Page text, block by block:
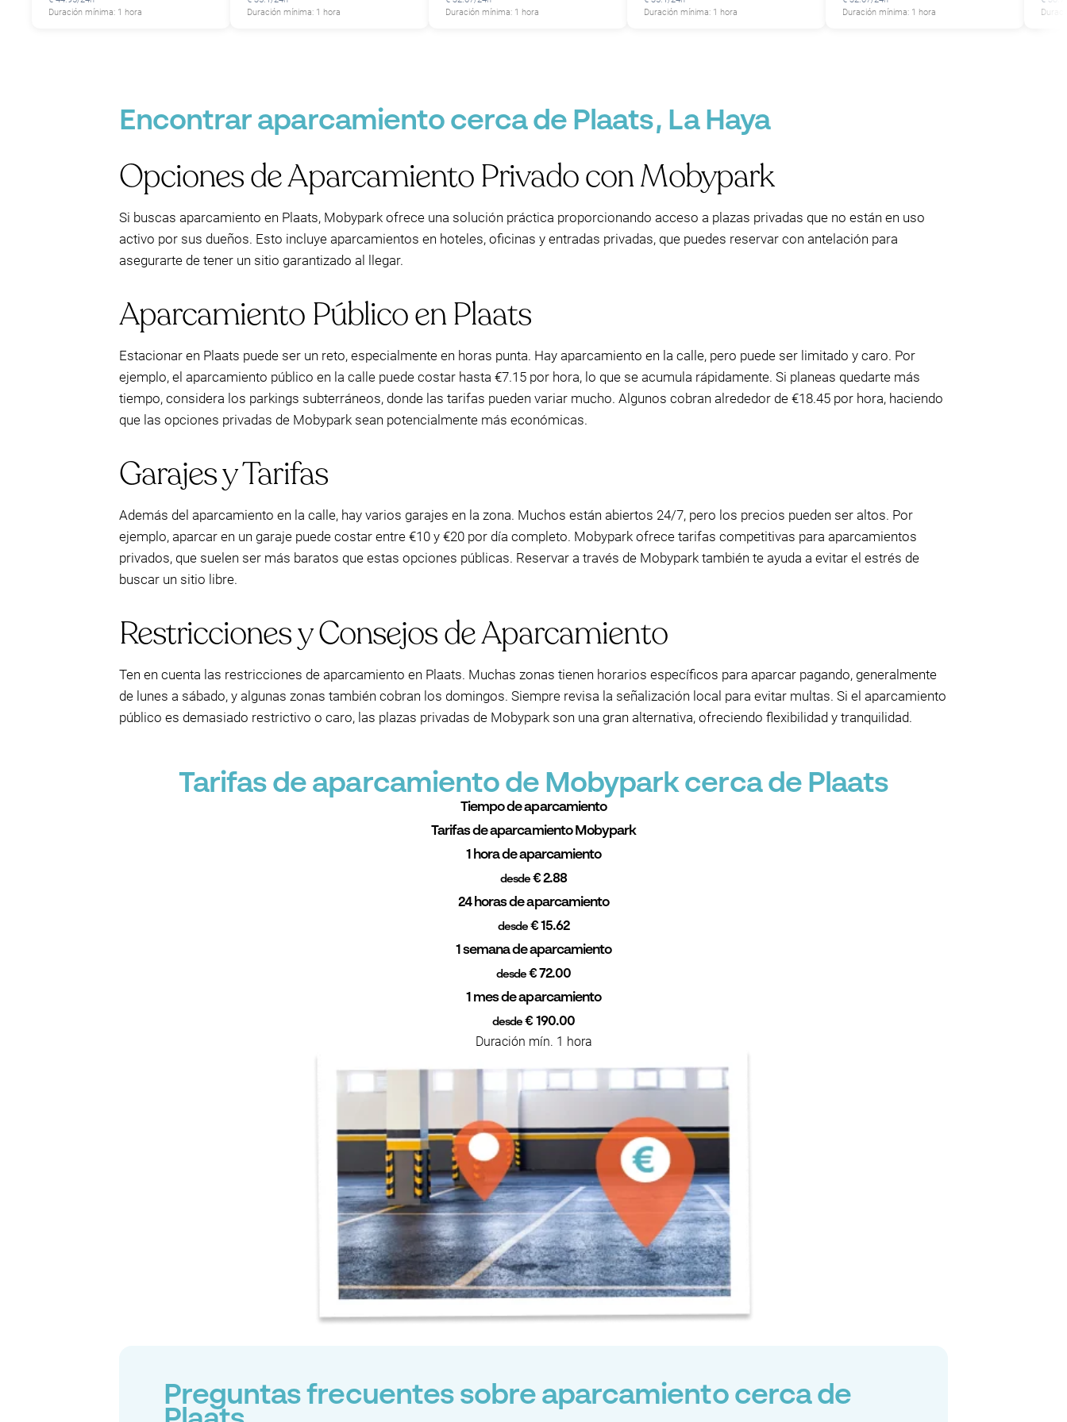
P
Duración mínima: 1 hora
Duración mínima: 1 hora
Duración mínima: 1 hora
Duración mínima: 1 hora
Duración mínima: 1 hora
Encontrar aparcamiento cerca de Plaats, La Haya
Opciones de Aparcamiento Privado con Mobypark
Si buscas aparcamiento en Plaats, Mobypark ofrece una solución práctica proporcionando acceso a plazas privadas que no están en uso
activo por sus dueños. Esto incluye aparcamientos en hoteles, oficinas y entradas privadas, que puedes reservar con antelación para
asegurarte de tener un sitio garantizado al llegar.
Aparcamiento Público en Plaats
Estacionar en Plaats puede ser un reto, especialmente en horas punta. Hay aparcamiento en la calle, pero puede ser limitado y caro. Por
ejemplo, el aparcamiento público en la calle puede costar hasta €7.15 por hora, lo que se acumula rápidamente. Si planeas quedarte más
tiempo, considera los parkings subterráneos, donde las tarifas pueden variar mucho. Algunos cobran alrededor de €18.45 por hora, haciendo
que las opciones privadas de Mobypark sean potencialmente más económicas.
Garajes y Tarifas
Además del aparcamiento en la calle, hay varios garajes en la zona. Muchos están abiertos 24/7, pero los precios pueden ser altos. Por
ejemplo, aparcar en un garaje puede costar entre €10 y €20 por día completo. Mobypark ofrece tarifas competitivas para aparcamientos
privados, que suelen ser más baratos que estas opciones públicas. Reservar a través de Mobypark también te ayuda a evitar el estrés de
buscar un sitio libre.
Restricciones y Consejos de Aparcamiento
Ten en cuenta las restricciones de aparcamiento en Plaats. Muchas zonas tienen horarios específicos para aparcar pagando, generalmente
de lunes a sábado, y algunas zonas también cobran los domingos. Siempre revisa la señalización local para evitar multas. Si el aparcamiento
público es demasiado restrictivo o caro, las plazas privadas de Mobypark son una gran alternativa, ofreciendo flexibilidad y tranquilidad.
Tarifas de aparcamiento de Mobypark cerca de Plaats
Tiempo de aparcamiento
Tarifas de aparcamiento Mobypark
1 hora de aparcamiento
desde€ 2.88
24 horas de aparcamiento
desde€ 15.62
1 semana de aparcamiento
desde€ 72.00
1 mes de aparcamiento
desde € 190.00
Duración mín. 1 hora
Preguntas frecuentes sobre aparcamiento cerca de